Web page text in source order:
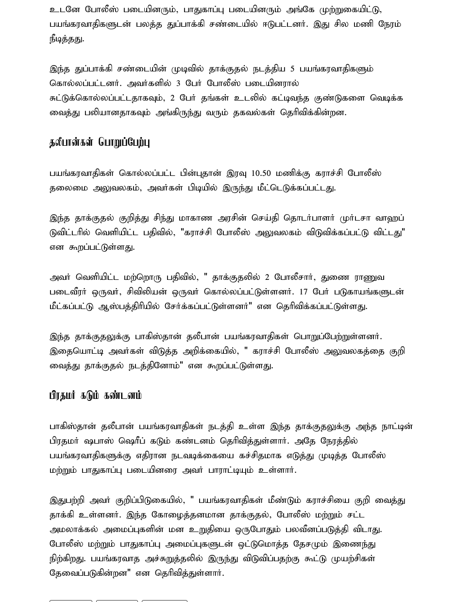
உடனே போலீஸ் படையினரும், பாதுகாப்பு படையினரும் அங்கே முற்றுகையிட்டு,
பயங்கரவாதிகளுடன் பலத்த துப்பாக்கி சண்டையில் ஈடுபட்டனர். இது சில மணி நேரம்
நீடித்தது.
இந்த துப்பாக்கி சண்டையின் முடிவில் தாக்குதல் நடத்திய 5 பயங்கரவாதிகளும்
கொல்லப்பட்டனர். அவர்களில் 3 பேர் போலீஸ் படையினரால்
சுட்டுக்கொல்லப்பட்டதாகவும், 2 பேர் தங்கள் உடலில் கட்டிவந்த குண்டுகளை வெடிக்க
வைத்து பலியானதாகவும் அங்கிருந்து வரும் தகவல்கள் தெரிவிக்கின்றன.
தலீபான்கள் பொறுப்பேற்பு
பயங்கரவாதிகள் கொல்லப்பட்ட பின்புதான் இரவு 10.50 மணிக்கு கராச்சி போலீஸ்
தலைமை அலுவலகம், அவர்கள் பிடியில் இருந்து மீட்டெடுக்கப்பட்டது.
இந்த தாக்குதல் குறித்து சிந்து மாகாண அரசின் செய்தி தொடர்பாளர் முர்டசா வாஹப்
டுவிட்டரில் வெளியிட்ட பதிவில், "கராச்சி போலீஸ் அலுவலகம் விடுவிக்கப்பட்டு விட்டது"
என கூறப்பட்டுள்ளது.
அவர் வெளியிட்ட மற்றொரு பதிவில், " தாக்குதலில் 2 போலீசார், துணை ராணுவ
படைவீரர் ஒருவர், சிவிலியன் ஒருவர் கொல்லப்பட்டுள்ளனர். 17 பேர் படுகாயங்களுடன்
மீட்கப்பட்டு ஆஸ்பத்திரியில் சேர்க்கப்பட்டுள்ளனர்" என தெரிவிக்கப்பட்டுள்ளது.
இந்த தாக்குதலுக்கு பாகிஸ்தான் தலீபான் பயங்கரவாதிகள் பொறுப்பேற்றுள்ளனர்.
இதையொட்டி அவர்கள் விடுத்த அறிக்கையில், " கராச்சி போலீஸ் அலுவலகத்தை குறி
வைத்து தாக்குதல் நடத்தினோம்" என கூறப்பட்டுள்ளது.
பிரதமர் கடும் கண்டனம்
பாகிஸ்தான் தலீபான் பயங்கரவாதிகள் நடத்தி உள்ள இந்த தாக்குதலுக்கு அந்த நாட்டின்
பிரதமர் ஷபாஸ் ஷெரீப் கடும் கண்டனம் தெரிவித்துள்ளார். அதே நேரத்தில்
பயங்கரவாதிகளுக்கு எதிரான நடவடிக்கையை கச்சிதமாக எடுத்து முடித்த போலீஸ்
மற்றும் பாதுகாப்பு படையினரை அவர் பாராட்டியும் உள்ளார்.
இதுபற்றி அவர் குறிப்பிடுகையில், " பயங்கரவாதிகள் மீண்டும் கராச்சியை குறி வைத்து
தாக்கி உள்ளனர். இந்த கோழைத்தனமான தாக்குதல், போலீஸ் மற்றும் சட்ட
அமலாக்கல் அமைப்புகளின் மன உறுதியை ஒருபோதும் பலவீனப்படுத்தி விடாது.
போலீஸ் மற்றும் பாதுகாப்பு அமைப்புகளுடன் ஒட்டுமொத்த தேசமும் இணைந்து
நிற்கிறது. பயங்கரவாத அச்சுறுத்தலில் இருந்து விடுவிப்பதற்கு கூட்டு முயற்சிகள்
தேவைப்படுகின்றன" என தெரிவித்துள்ளார்.